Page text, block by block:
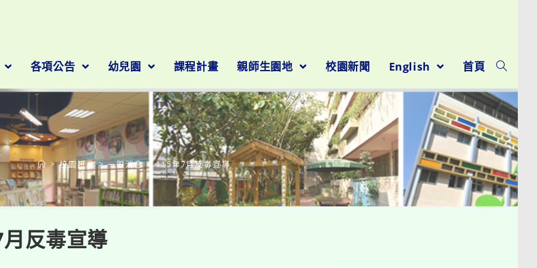
各項公告 幼兒園 課程計畫 親師生園地 校園新聞 English 首頁
部落格
> 校園訊息 > 一般消息 > 115年7月反毒宣導
反毒宣導